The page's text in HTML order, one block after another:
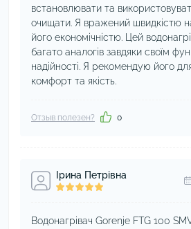
встановлювати та
очищати. Я вражений швидкістю
його економічністю. Цей
багато аналогів завдяки своїм
надійності. Я рекомендую його
комфорт та якість.
Отзыв полезен? 0
Ірина Петрівна
Водонагрівач Gorenje FTG 100